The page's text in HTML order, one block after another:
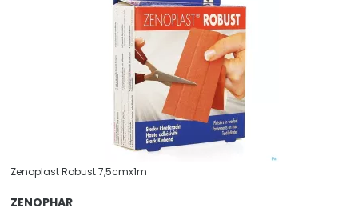
Zenoplast Robust 7,5cmx1m
ZENOPHAR